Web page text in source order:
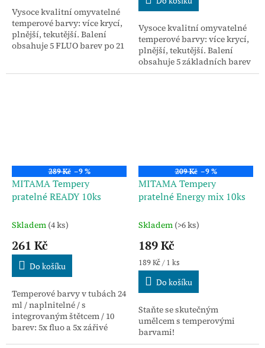
Vysoce kvalitní omyvatelné
temperové barvy: více krycí,
plnější, tekutější. Balení
obsahuje 5 FLUO barev po 21
Vysoce kvalitní omyvatelné
temperové barvy: více krycí,
plnější, tekutější. Balení
obsahuje 5 základních barev
po 21 ml
289 Kč –9 %
MITAMA Tempery
pratelné READY 10ks
Skladem (4 ks)
261 Kč
Do košíku
Temperové barvy v tubách 24
ml / naplnitelné / s
integrovaným štětcem / 10
barev: 5x fluo a 5x zářivé
209 Kč –9 %
MITAMA Tempery
pratelné Energy mix 10ks
Skladem (>6 ks)
189 Kč
Měrná
cena:
189 Kč / 1 ks
Do košíku
Staňte se skutečným
umělcem s temperovými
barvami!